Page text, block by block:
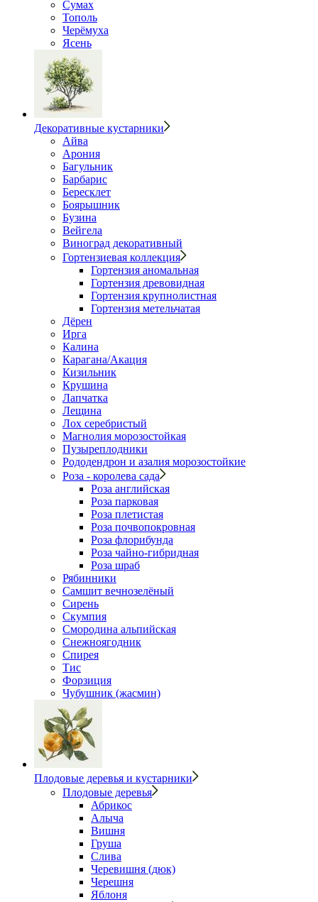
Сумах
Тополь
Черёмуха
Ясень
Декоративные кустарники
Айва
Арония
Багульник
Барбарис
Бересклет
Боярышник
Бузина
Вейгела
Виноград декоративный
Гортензиевая коллекция
Гортензия аномальная
Гортензия древовидная
Гортензия крупнолистная
Гортензия метельчатая
Дёрен
Ирга
Калина
Карагана/Акация
Кизильник
Крушина
Лапчатка
Лещина
Лох серебристый
Магнолия морозостойкая
Пузыреплодники
Рододендрон и азалия морозостойкие
Роза - королева сада
Роза английская
Роза парковая
Роза плетистая
Роза почвопокровная
Роза флорибунда
Роза чайно-гибридная
Роза шраб
Рябинники
Самшит вечнозелёный
Сирень
Скумпия
Смородина альпийская
Снежноягодник
Спирея
Тис
Форзиция
Чубушник (жасмин)
Плодовые деревья и кустарники
Плодовые деревья
Абрикос
Алыча
Вишня
Груша
Слива
Черевишня (дюк)
Черешня
Яблоня